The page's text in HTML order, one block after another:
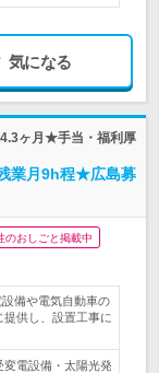
気になる
ヶ月★手当・福利厚
業月9h程★広島募
のおしごと掲載中
設備や電気自動車の
供し、設置工事に
変電設備・太陽光発